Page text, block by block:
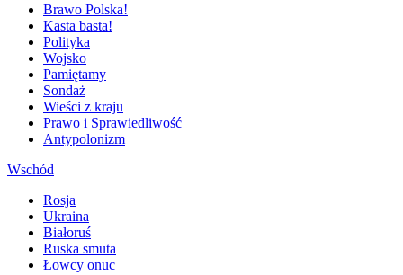
Brawo Polska!
Kasta basta!
Polityka
Wojsko
Pamiętamy
Sondaż
Wieści z kraju
Prawo i Sprawiedliwość
Antypolonizm
Wschód
Rosja
Ukraina
Białoruś
Ruska smuta
Łowcy onuc